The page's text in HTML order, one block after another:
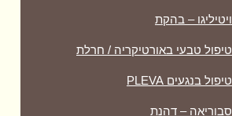
ויטיליגו – בהקת
טיפול טבעי באורטיקריה / חרלת
טיפול בנגעים PLEVA
סבוריאה – דהנת